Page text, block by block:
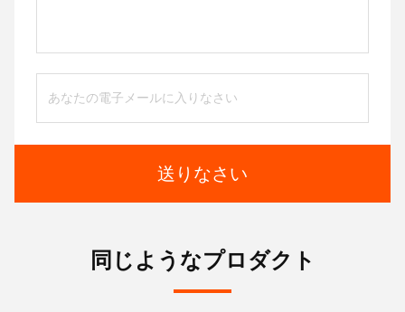
送りなさい
同じようなプロダクト